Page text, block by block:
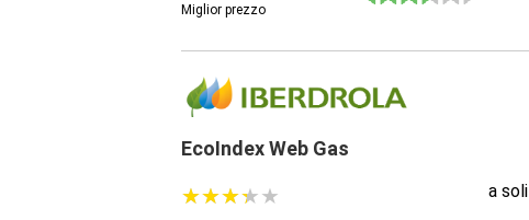
Miglior prezzo
EcoIndex Web Gas
★★★★★
★★★★★ a soli